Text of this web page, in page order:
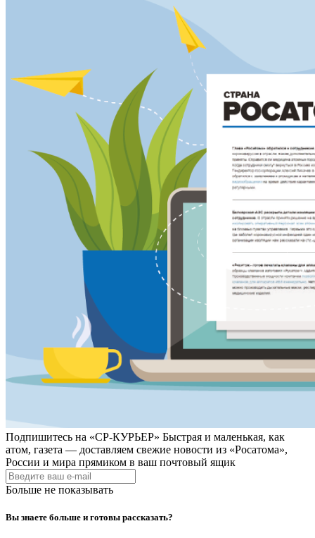
Подпишитесь на «СР-КУРЬЕР» Быстрая и маленькая, как
атом, газета — доставляем свежие новости из «Росатома»,
России и мира прямиком в ваш почтовый ящик
Больше не показывать
Вы знаете больше и готовы рассказать?